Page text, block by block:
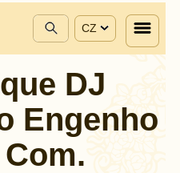
CZ
DJ
Engenho